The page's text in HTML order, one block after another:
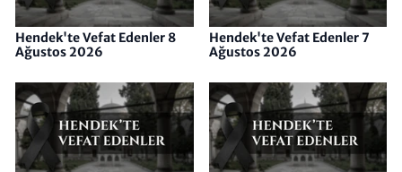
Hendek'te Vefat Edenler 8
Ağustos 2026
Hendek'te Vefat Edenler 7
Ağustos 2026